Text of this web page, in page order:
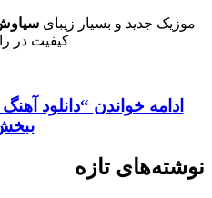
موزیک جدید و بسیار زیبای
کیفیت در
ادامه خواندن “دانلود
نوشته‌های تازه